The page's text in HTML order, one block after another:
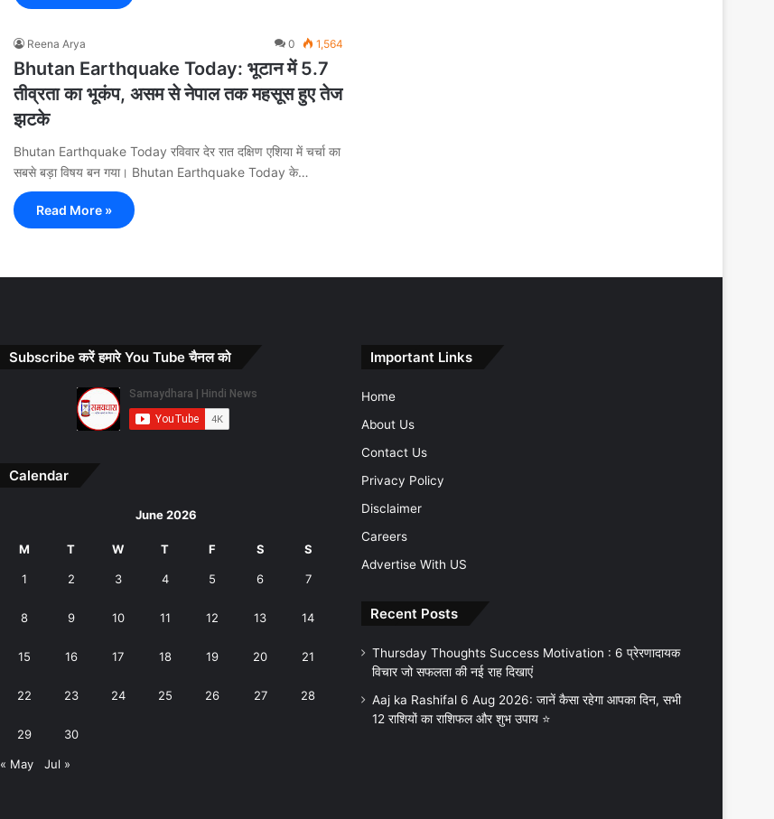
Reena Arya 0 1,564
Bhutan Earthquake Today: भूटान में 5.7
तीव्रता का भूकंप, असम से नेपाल तक महसूस हुए तेज
झटके
Bhutan Earthquake Today रविवार देर रात दक्षिण एशिया में चर्चा का
सबसे बड़ा विषय बन गया। Bhutan Earthquake Today के…
Read More »
Subscribe करें हमारे You Tube चैनल को
Calendar
June 2026
M T W T F S S
1 2 3 4 5 6 7
8 9 10 11 12 13 14
15 16 17 18 19 20 21
22 23 24 25 26 27 28
29 30
« May Jul »
Important Links
Home
About Us
Contact Us
Privacy Policy
Disclaimer
Careers
Advertise With US
Recent Posts
Thursday Thoughts Success Motivation : 6 प्रेरणादायक
विचार जो सफलता की नई राह दिखाएं
Aaj ka Rashifal 6 Aug 2026: जानें कैसा रहेगा आपका दिन, सभी
12 राशियों का राशिफल और शुभ उपाय ⭐